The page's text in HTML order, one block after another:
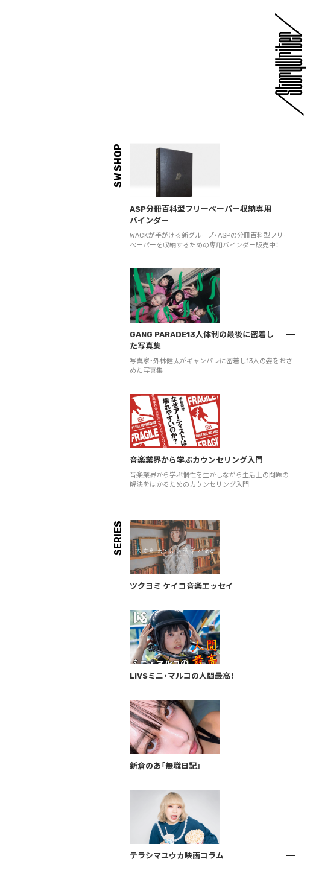
SW SHOP
ASP分冊百科型フリーペーパー収納専用
バインダー
WACKが手がける新グループ・ASPの分冊百科型フリー
ペーパーを収納するための専用バインダー販売中！
GANG PARADE13人体制の最後に密着し
た写真集
写真家・外林健太がギャンパレに密着し13人の姿をおさ
めた写真集
音楽業界から学ぶカウンセリング入門
音楽業界から学ぶ個性を生かしながら生活上の問題の
解決をはかるためのカウンセリング入門
SERIES
ツクヨミ ケイコ音楽エッセイ
LiVSミニ・マルコの人間最高！
新倉のあ「無職日記」
テラシマユウカ映画コラム